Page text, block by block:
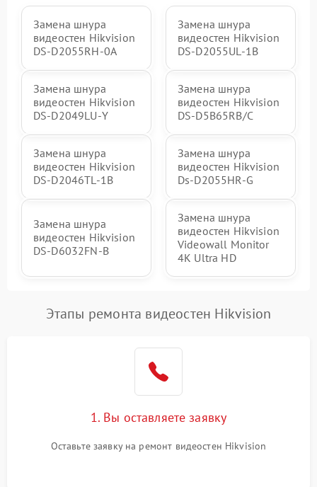
Замена шнура
видеостен Hikvision
DS‑D2055RH‑0A
Замена шнура
видеостен Hikvision
DS‑D2055UL‑1B
Замена шнура
видеостен Hikvision
DS‑D2049LU‑Y
Замена шнура
видеостен Hikvision
DS‑D5B65RB/C
Замена шнура
видеостен Hikvision
DS‑D2046TL‑1B
Замена шнура
видеостен Hikvision
Ds‑D2055HR‑G
Замена шнура
видеостен Hikvision
DS‑D6032FN‑B
Замена шнура
видеостен Hikvision
Videowall Monitor
4K Ultra HD
Этапы ремонта видеостен Hikvision
1. Вы оставляете заявку
Оставьте заявку на ремонт видеостен Hikvision